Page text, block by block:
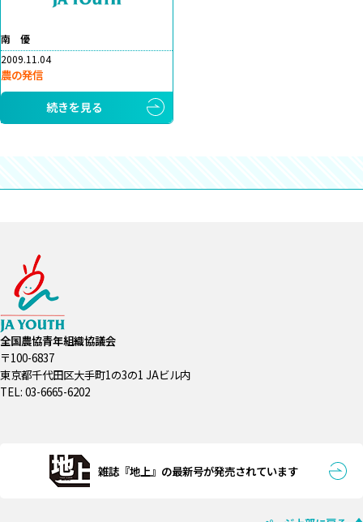
南 優
2009.11.04
農の発信
続きを見る
全国農協青年組織協議会
〒100-6837
東京都千代田区大手町1の3の1 JAビル内
TEL: 03-6665-6202
雑誌『地上』の最新号が発売されています